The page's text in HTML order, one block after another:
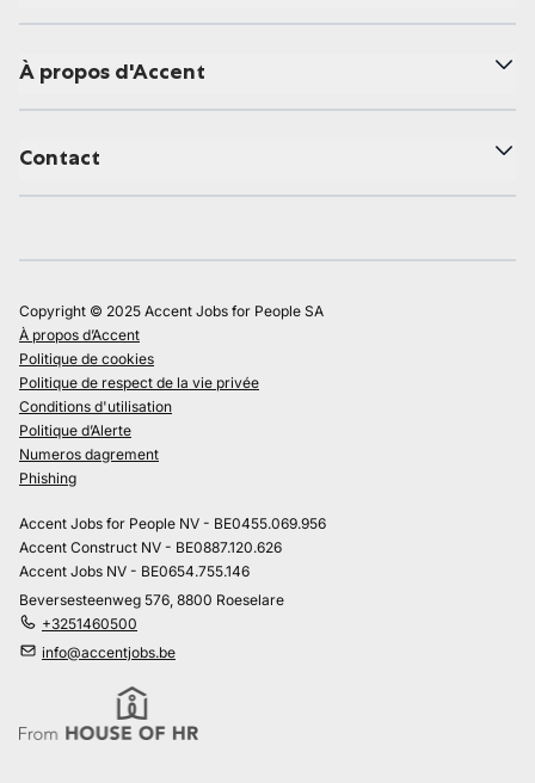
À propos d'Accent
Contact
Copyright © 2025 Accent Jobs for People SA
À propos d’Accent
Politique de cookies
Politique de respect de la vie privée
Conditions d'utilisation
Politique d’Alerte
Numeros dagrement
Phishing
Accent Jobs for People NV - BE0455.069.956
Accent Construct NV - BE0887.120.626
Accent Jobs NV - BE0654.755.146
Beversesteenweg 576, 8800 Roeselare
+3251460500
info@accentjobs.be